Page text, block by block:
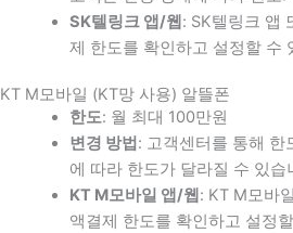
SK텔링크 앱/웹 : SK텔링크 앱
제 한도를 확인하고 설정할 수
KT M모바일 (KT망 사용) 알뜰폰
한도: 월 최대 100만원
변경 방법 : 고객센터를 통해 한
에 따라 한도가 달라질 수 있습
KT M모바일 앱/웹 : KT M모바
액결제 한도를 확인하고 설정